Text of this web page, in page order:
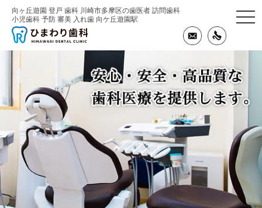
向ヶ丘遊園 登戸 歯科 川崎市多摩区の歯医者 訪問歯科
小児歯科 予防 審美 入れ歯 向ケ丘遊園駅